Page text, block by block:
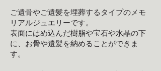
ご遺骨やご遺髪を埋葬するタイプのメモ
リアルジュエリーです。
表面にはめ込んだ樹脂や宝石や水晶の下
に、お骨や遺髪を納めることができま
す。 ​